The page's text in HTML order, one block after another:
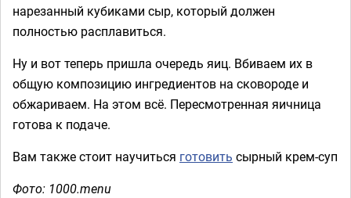
нарезанный кубиками сыр, который должен
полностью расплавиться.
Ну и вот теперь пришла очередь яиц. Вбиваем их в
общую композицию ингредиентов на сковороде и
обжариваем. На этом всё. Пересмотренная яичница
готова к подаче.
Вам также стоит научиться готовить сырный крем-суп
Фото: 1000.menu